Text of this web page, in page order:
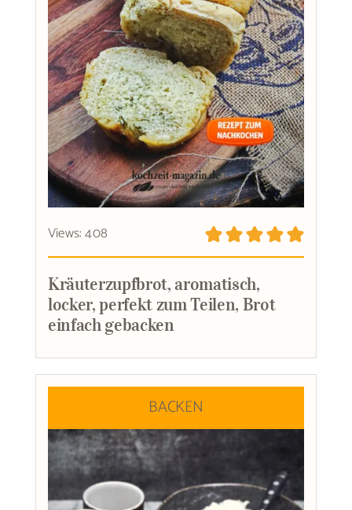
Views: 408
Kräuterzupfbrot, aromatisch,
locker, perfekt zum Teilen, Brot
einfach gebacken
BACKEN